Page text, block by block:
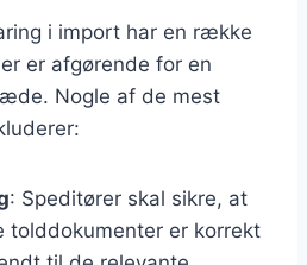
i import har en række
er afgørende for en
Nogle af de mest
: Speditører skal sikre, at
tolddokumenter er korrekt